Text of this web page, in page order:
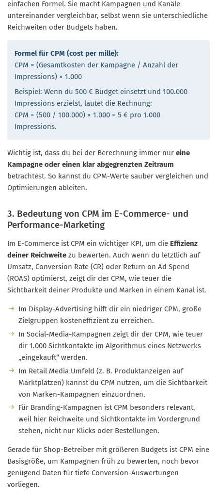
einfachen Formel. Sie macht Kampagnen und Kanäle
untereinander vergleichbar, selbst wenn sie unterschiedliche
Reichweiten oder Budgets haben.
Formel für CPM (cost per mille):
CPM = (Gesamtkosten der Kampagne / Anzahl der
Impressions) × 1.000
Beispiel: Wenn du 500 € Budget einsetzt und 100.000
Impressions erzielst, lautet die Rechnung:
CPM = (500 / 100.000) × 1.000 = 5 € pro 1.000
Impressions.
Wichtig ist, dass du bei der Berechnung immer nur eine
Kampagne oder einen klar abgegrenzten Zeitraum
betrachtest. So kannst du CPM-Werte sauber vergleichen und
Optimierungen ableiten.
3. Bedeutung von CPM im E-Commerce- und
Performance-Marketing
Im E-Commerce ist CPM ein wichtiger KPI, um die Effizienz
deiner Reichweite zu bewerten. Auch wenn du letztlich auf
Umsatz, Conversion Rate (CR) oder Return on Ad Spend
(ROAS) optimierst, zeigt dir der CPM, wie teuer die
Sichtbarkeit deiner Produkte und Marken in einem Kanal ist.
Im Display-Advertising hilft dir ein niedriger CPM, große
Zielgruppen kosteneffizient zu erreichen.
In Social-Media-Kampagnen zeigt dir der CPM, wie teuer
dir 1.000 Sichtkontakte im Algorithmus eines Netzwerks
„eingekauft“ werden.
Im Retail Media Umfeld (z. B. Produktanzeigen auf
Marktplätzen) kannst du CPM nutzen, um die Sichtbarkeit
von Marken-Kampagnen einzuordnen.
Für Branding-Kampagnen ist CPM besonders relevant,
weil hier Reichweite und Sichtkontakte im Vordergrund
stehen, nicht nur Klicks oder Bestellungen.
Gerade für Shop-Betreiber mit größeren Budgets ist CPM eine
Basisgröße, um Kampagnen früh zu bewerten, noch bevor
genügend Daten für tiefe Conversion-Auswertungen
vorliegen.